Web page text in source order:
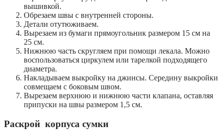
вышивкой.
Обрезаем швы с внутренней стороны.
Детали отутюживаем.
Вырезаем из бумаги прямоугольник размером 15 см на
25 см.
Нижнюю часть скругляем при помощи лекала. Можно
воспользоваться циркулем или тарелкой подходящего
диаметра.
Накладываем выкройку на джинсы. Середину выкройки
совмещаем с боковым швом.
Вырезаем верхнюю и нижнюю части клапана, оставляя
припуски на швы размером 1,5 см.
Раскрой корпуса сумки